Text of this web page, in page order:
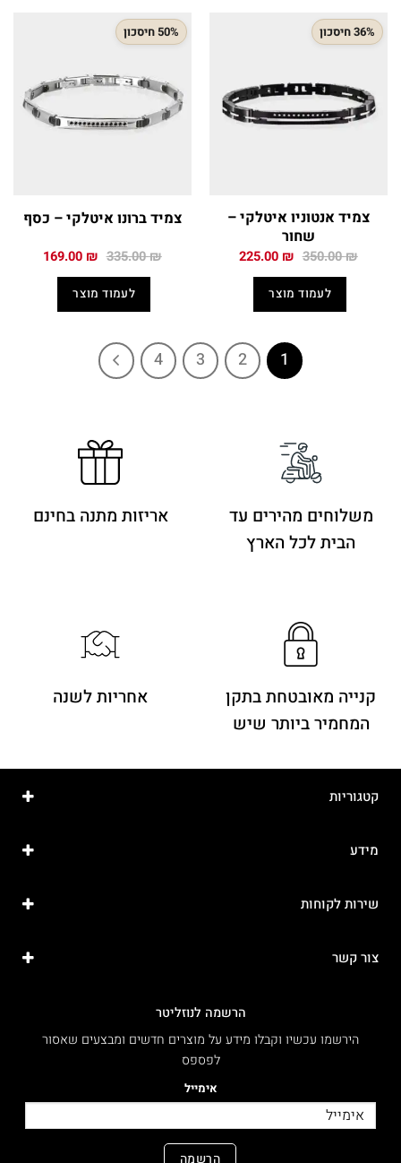
36% חיסכון
צמיד אנטוניו איטלקי –
שחור
350.00₪ המחיר
350.00 ₪.
225.00 ₪ המחיר
לעמוד מוצר
50% חיסכון
צמיד ברונו איטלקי – כסף
335.00₪ המחיר
335.00 ₪.
169.00 ₪ המחיר
לעמוד מוצר
1
2
3
4
משלוחים מהירים עד
הבית לכל הארץ
אריזות מתנה בחינם
קנייה מאובטחת בתקן
המחמיר ביותר שיש
אחריות לשנה
קטגוריות
מידע
שירות לקוחות
צור קשר
הרשמה לנוזליטר
הירשמו עכשיו וקבלו מידע על מוצרים חדשים ומבצעים שאסור
לפספס
אימייל
הרשמה